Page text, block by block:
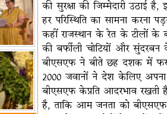
की सुरक्षा की जिम्मेदारी उठाई
हर परिस्थिति का सामना करना
कहीं राजस्थान के रेत के टीलों के
की बर्फीली चोटियों और
बीएसएफ ने बीते छह दशक में
2000 जवानों ने देश केलिए अपना
बीएसएफ केप्रति आदरभाव रखती
है, ताकि आम जनता को